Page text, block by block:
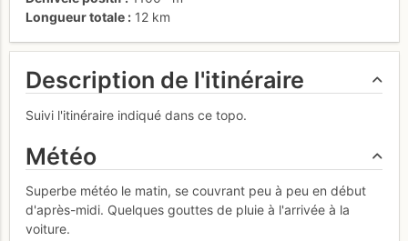
Longueur totale
12 km
Description de l'itinéraire
Suivi l'itinéraire indiqué dans ce topo.
Météo
Superbe météo le matin, se couvrant peu à peu en début
d'après-midi. Quelques gouttes de pluie à l'arrivée à la
voiture.